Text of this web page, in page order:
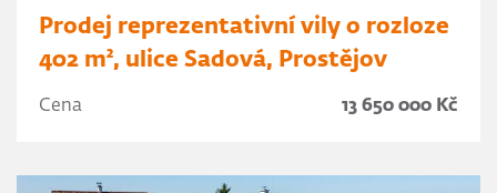
Prodej reprezentativní vily o rozloze
402 m², ulice Sadová, Prostějov
Cena 13 650 000 Kč